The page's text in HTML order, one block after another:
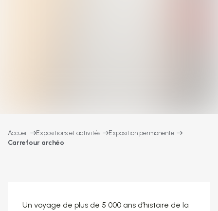
Accueil Expositions et activités
Exposition permanente
Carrefour archéo
Un voyage de plus de 5 000 ans d’histoire de la